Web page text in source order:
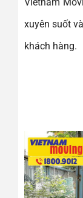
xuyên suốt
khách hàng.